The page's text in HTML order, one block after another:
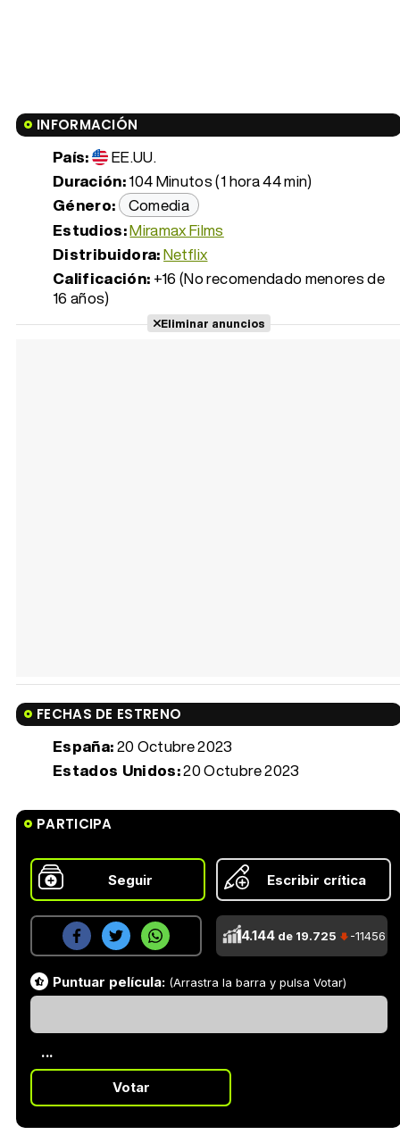
INFORMACIÓN
País:
EE.UU.
Duración:104 Minutos (1 hora 44 min)
Género: Comedia
Estudios:Miramax Films
Distribuidora:Netflix
Calificación: +16 (No recomendado menores de
16 años)
Eliminar anuncios
FECHAS DE ESTRENO
España:20 Octubre 2023
Estados Unidos:20 Octubre 2023
PARTICIPA
Seguir Escribir crítica
14.144 de 19.725 -11456
Puntuar película: (Arrastra la barra y pulsa Votar)
...
Votar